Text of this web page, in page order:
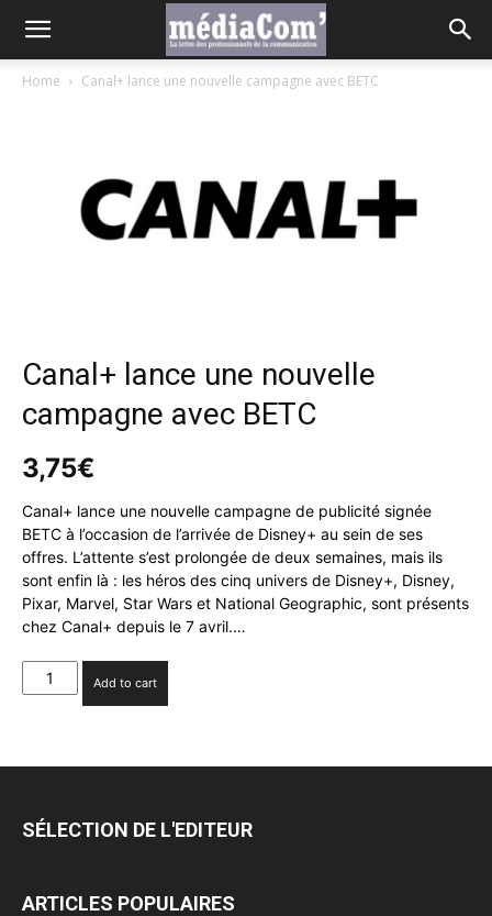
Home Canal+ lance une nouvelle campagne avec BETC
Canal+ lance une nouvelle
campagne avec BETC
3,75€
Canal+ lance une nouvelle campagne de publicité signée
BETC à l’occasion de l’arrivée de Disney+ au sein de ses
offres. L’attente s’est prolongée de deux semaines, mais ils
sont enfin là : les héros des cinq univers de Disney+, Disney,
Pixar, Marvel, Star Wars et National Geographic, sont présents
chez Canal+ depuis le 7 avril.…
Canal+
lance
campagne
quantity
Add to cart
SÉLECTION DE L'EDITEUR
ARTICLES POPULAIRES